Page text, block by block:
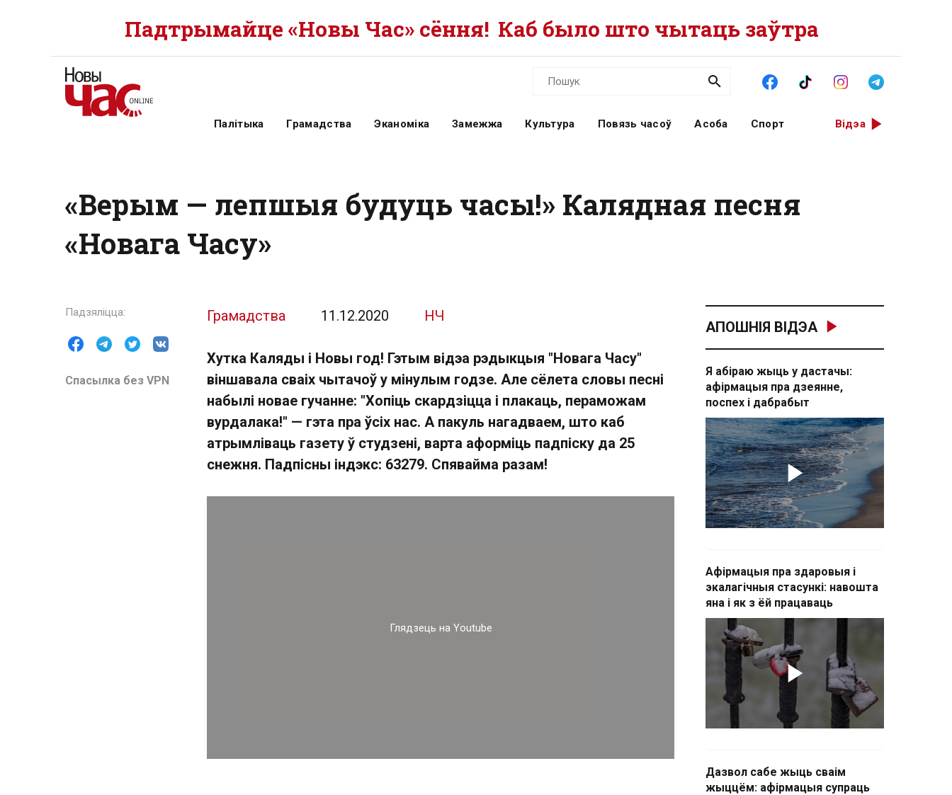
Падтрымайце «Новы Час» сёння! Каб было што чытаць заўтра
Палітыка Грамадства Эканоміка Замежжа Культура Повязь часоў Асоба Спорт Відэа
«Верым — лепшыя будуць часы!» Калядная песня
«Новага Часу»
Спасылка без VPN
Грамадства 11.12.2020 НЧ
Хутка Каляды і Новы год! Гэтым відэа рэдыкцыя "Новага Часу"
віншавала сваіх чытачоў у мінулым годзе. Але сёлета словы песні
набылі новае гучанне: "Хопіць скардзіцца і плакаць, пераможам
вурдалака!" — гэта пра ўсіх нас. А пакуль нагадваем, што каб
атрымліваць газету ў студзені, варта аформіць падпіску да 25
снежня. Падпісны індэкс: 63279. Спявайма разам!
Глядзець на Youtube
АПОШНІЯ ВІДЭА
Я абіраю жыць у дастачы:
афірмацыя пра дзеянне,
поспех і дабрабыт
Афірмацыя пра здаровыя і
экалагічныя стасункі: навошта
яна і як з ёй працаваць
Дазвол сабе жыць сваім
жыццём: афірмацыя супраць